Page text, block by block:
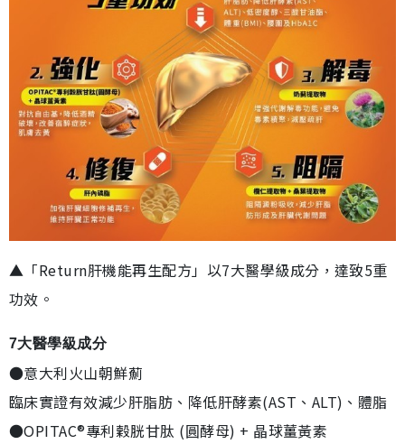
▲「Return肝機能再生配方」以7大醫學級成分，達致5重
功效。
7大醫學級成分
●意大利火山朝鮮薊
臨床實證有效減少肝脂肪、降低肝酵素(AST、ALT)、體脂
●OPITAC®專利穀胱甘肽 (圓酵母) + 晶球薑黃素